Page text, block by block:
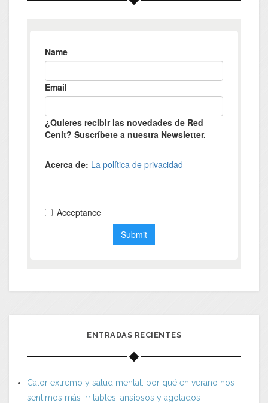
ENTRADAS RECIENTES
Calor extremo y salud mental: por qué en verano nos
sentimos más irritables, ansiosos y agotados